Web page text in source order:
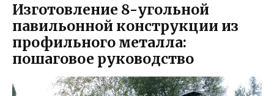
Изготовление 8-угольной
павильонной конструкции из
профильного металла:
пошаговое руководство